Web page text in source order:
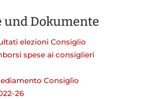
und Dokumente
elezioni Consiglio
spese ai consiglieri
Consiglio
26